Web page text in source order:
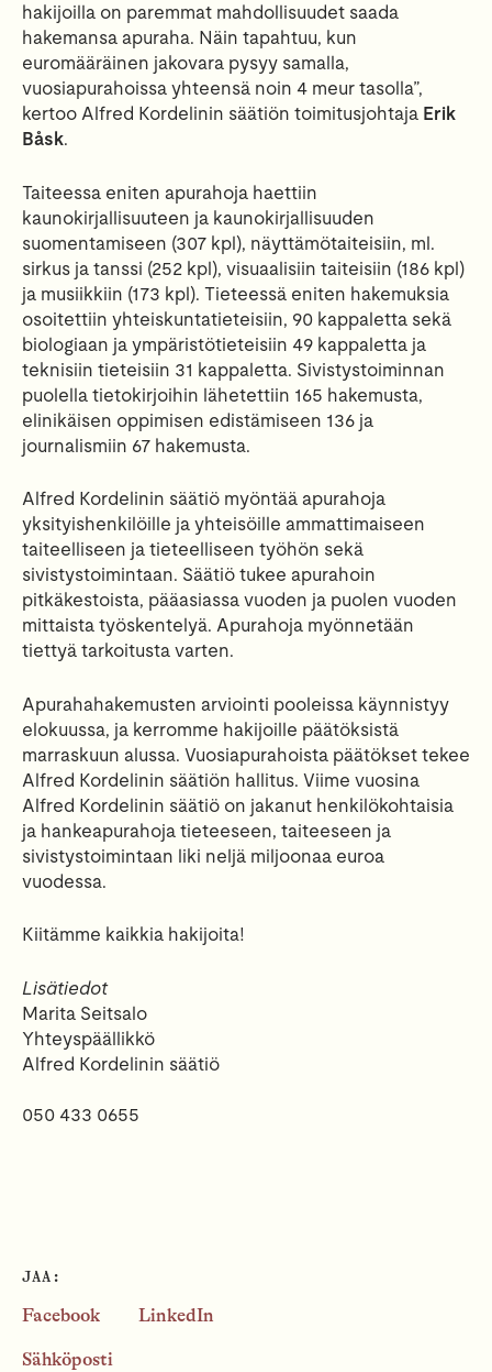
hakijoilla on paremmat mahdollisuudet saada
hakemansa apuraha. Näin tapahtuu, kun
euromääräinen jakovara pysyy samalla,
vuosiapurahoissa yhteensä noin 4 meur tasolla”,
kertoo Alfred Kordelinin säätiön toimitusjohtaja Erik
Båsk.
Taiteessa eniten apurahoja haettiin
kaunokirjallisuuteen ja kaunokirjallisuuden
suomentamiseen (307 kpl), näyttämötaiteisiin, ml.
sirkus ja tanssi (252 kpl), visuaalisiin taiteisiin (186 kpl)
ja musiikkiin (173 kpl). Tieteessä eniten hakemuksia
osoitettiin yhteiskuntatieteisiin, 90 kappaletta sekä
biologiaan ja ympäristötieteisiin 49 kappaletta ja
teknisiin tieteisiin 31 kappaletta. Sivistystoiminnan
puolella tietokirjoihin lähetettiin 165 hakemusta,
elinikäisen oppimisen edistämiseen 136 ja
journalismiin 67 hakemusta.
Alfred Kordelinin säätiö myöntää apurahoja
yksityishenkilöille ja yhteisöille ammattimaiseen
taiteelliseen ja tieteelliseen työhön sekä
sivistystoimintaan. Säätiö tukee apurahoin
pitkäkestoista, pääasiassa vuoden ja puolen vuoden
mittaista työskentelyä. Apurahoja myönnetään
tiettyä tarkoitusta varten.
Apurahahakemusten arviointi pooleissa käynnistyy
elokuussa, ja kerromme hakijoille päätöksistä
marraskuun alussa. Vuosiapurahoista päätökset tekee
Alfred Kordelinin säätiön hallitus. Viime vuosina
Alfred Kordelinin säätiö on jakanut henkilökohtaisia
ja hankeapurahoja tieteeseen, taiteeseen ja
sivistystoimintaan liki neljä miljoonaa euroa
vuodessa.
Kiitämme kaikkia hakijoita!
Lisätiedot
Marita Seitsalo
Yhteyspäällikkö
Alfred Kordelinin säätiö
050 433 0655
JAA:
Facebook LinkedIn
Sähköposti